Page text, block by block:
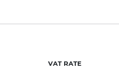
VAT RATE